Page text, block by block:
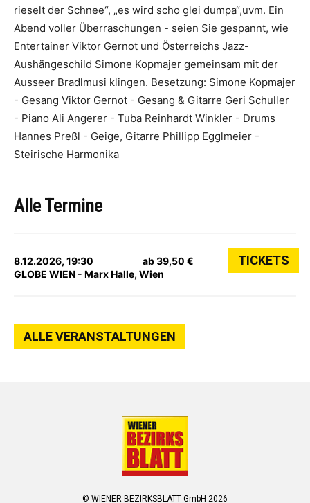
rieselt der Schnee“, „es wird scho glei dumpa“,uvm. Ein
Abend voller Überraschungen - seien Sie gespannt, wie
Entertainer Viktor Gernot und Österreichs Jazz-
Aushängeschild Simone Kopmajer gemeinsam mit der
Ausseer Bradlmusi klingen. Besetzung: Simone Kopmajer
- Gesang Viktor Gernot - Gesang & Gitarre Geri Schuller
- Piano Ali Angerer - Tuba Reinhardt Winkler - Drums
Hannes Preßl - Geige, Gitarre Phillipp Egglmeier -
Steirische Harmonika
Alle Termine
8.12.2026, 19:30
GLOBE WIEN - Marx Halle, Wien
ab 39,50 € TICKETS
ALLE VERANSTALTUNGEN
© WIENER BEZIRKSBLATT GmbH 2026